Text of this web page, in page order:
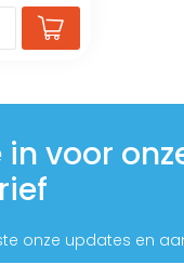
voor
onze updates en